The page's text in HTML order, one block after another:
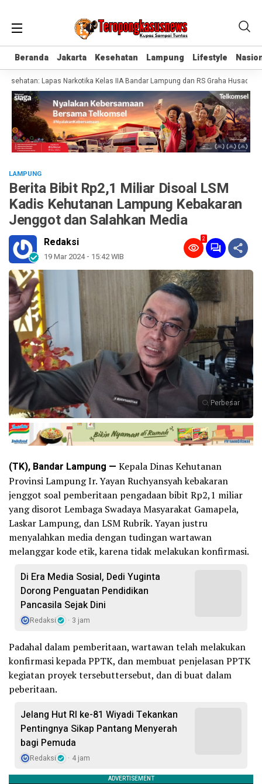
Beranda Jakarta Kesehatan Lampung Lifestyle
Beranda Jakarta Kesehatan Lampung Lifestyle
Lapas Narkotika Kelas IIA Bandar Lampung dan RS Graha Husada
LAMPUNG
Berita Bibit Rp2,1 Miliar Disoal LSM
Kadis Kehutanan Lampung Kebakaran
Jenggot dan Salahkan Media
Redaksi
19 Mar 2024 - 15:42 WIB
2
Perbesar
(TK), Bandar Lampung — Kepala Dinas Kehutanan
Provinsi Lampung Ir. Yayan Ruchyansyah kebakaran
jenggot soal pemberitaan pengadaan bibit Rp2,1 miliar
yang disorot Lembaga Swadaya Masyarakat Gamapela,
Laskar Lampung, dan LSM Rubrik. Yayan justru
menyalahkan media dengan tudingan wartawan
melanggar kode etik, karena tidak melakukan konfirmasi.
Di Era Media Sosial, Dedi Yuginta
Dorong Penguatan Pendidikan
Pancasila Sejak Dini
Redaksi 3 jam
Padahal dalam pemberitaan, wartawan telah melakukan
konfirmasi kepada PPTK, dan membuat penjelasan PPTK
kegiatan proyek tersebuttersebut, dan di buat dalam
peberitaan.
Jelang Hut RI ke-81 Wiyadi Tekankan
Pentingnya Sikap Pantang Menyerah
bagi Pemuda
Redaksi 4 jam